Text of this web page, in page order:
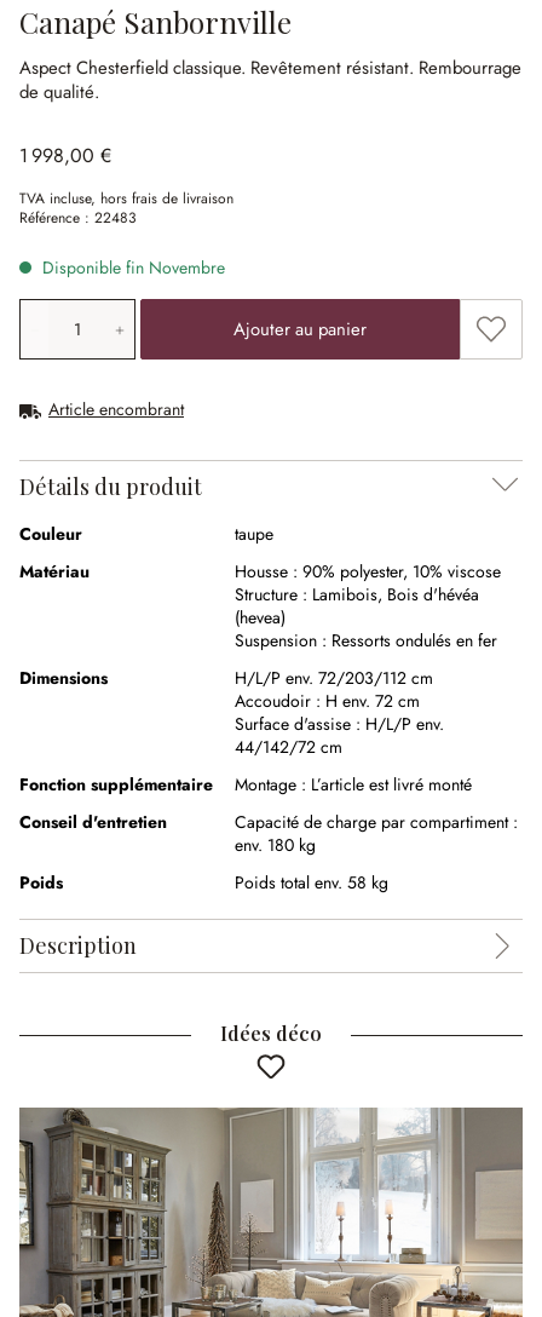
Canapé Sanbornville
Aspect Chesterfield classique. Revêtement résistant. Rembourrage
de qualité.
1 998,00 €
TVA incluse, hors frais de livraison
Référence : 22483
Disponible fin Novembre
Quantité de produit: saisissez la valeur souhaitée ou
Ajouter au panier
Article encombrant
Détails du produit
Couleur
taupe
Matériau
Housse : 90% polyester, 10% viscose
Structure : Lamibois, Bois d'hévéa
(hevea)
Suspension : Ressorts ondulés en fer
Dimensions
H/L/P env. 72/203/112 cm
Accoudoir : H env. 72 cm
Surface d'assise : H/L/P env.
44/142/72 cm
Fonction supplémentaire
Montage : L’article est livré monté
Conseil d'entretien
Capacité de charge par compartiment :
env. 180 kg
Poids
Poids total env. 58 kg
Description
Idées déco